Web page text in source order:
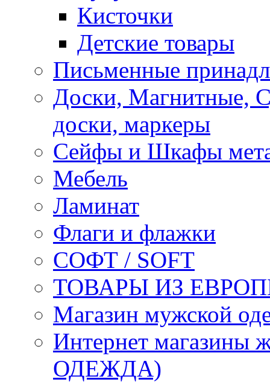
Кисточки
Детские товары
Письменные
Доски, Магнитные,
доски, маркеры
Сейфы и Шкафы
Мебель
Ламинат
Флаги и флажки
СОФТ / SOFT
ТОВАРЫ ИЗ
Магазин мужской
Интернет
ОДЕЖДА)